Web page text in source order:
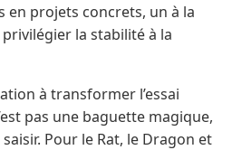
en projets concrets, un à la
la stabilité à la
à transformer l’essai
pas une baguette magique,
Pour le Rat, le Dragon et